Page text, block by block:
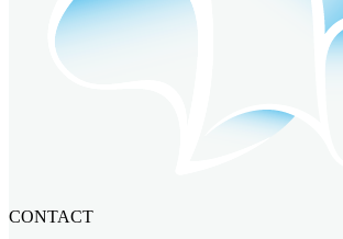
CONTACT